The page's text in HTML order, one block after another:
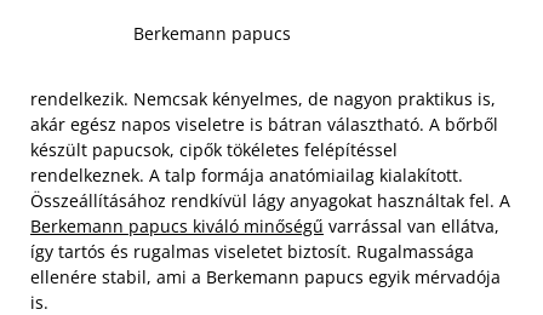
Berkemann papucs
rendelkezik. Nemcsak kényelmes, de nagyon praktikus is,
akár egész napos viseletre is bátran választható. A bőrből
készült papucsok, cipők tökéletes felépítéssel
rendelkeznek. A talp formája anatómiailag kialakított.
Összeállításához rendkívül lágy anyagokat használtak fel. A
Berkemann papucs kiváló minőségű varrással van ellátva,
így tartós és rugalmas viseletet biztosít. Rugalmassága
ellenére stabil, ami a Berkemann papucs egyik mérvadója
is.